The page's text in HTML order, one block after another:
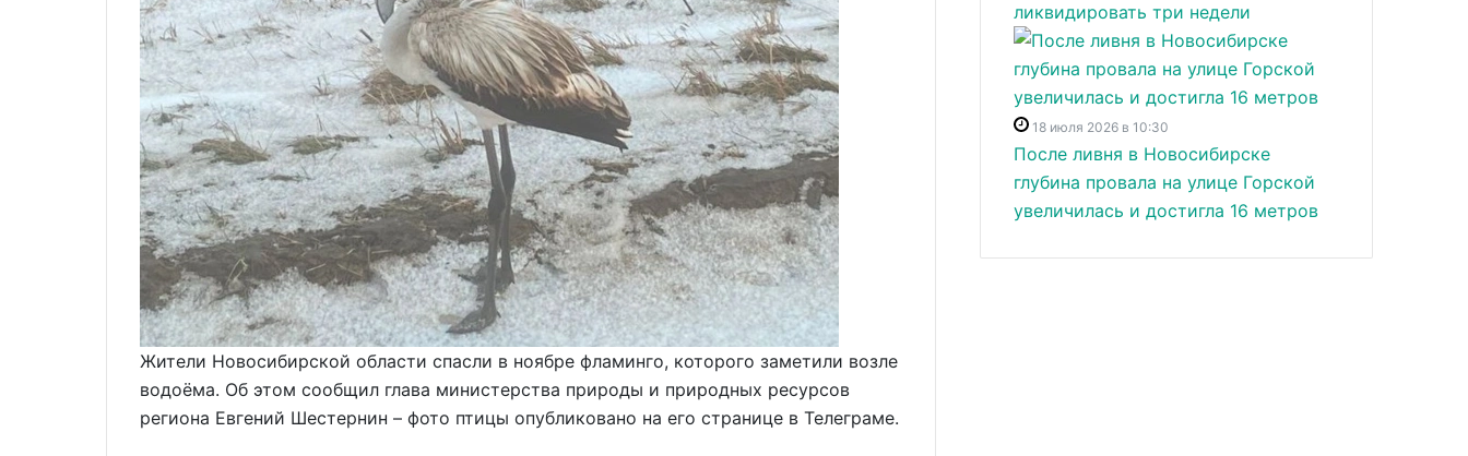
Жители Новосибирской области спасли в ноябре фламинго, которого заметили возле
водоёма. Об этом сообщил глава министерства природы и природных ресурсов
региона Евгений Шестернин – фото птицы опубликовано на его странице в Телеграме.
ликвидировать три недели
18 июля 2026 в 10:30
После ливня в Новосибирске
глубина провала на улице Горской
увеличилась и достигла 16 метров